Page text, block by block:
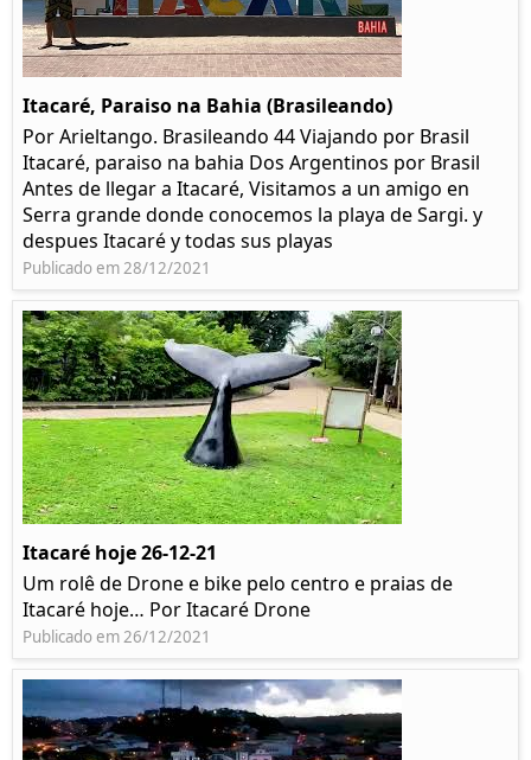
Itacaré, Paraiso na Bahia (Brasileando)
Por Arieltango. Brasileando 44 Viajando por Brasil
Itacaré, paraiso na bahia Dos Argentinos por Brasil
Antes de llegar a Itacaré, Visitamos a un amigo en
Serra grande donde conocemos la playa de Sargi. y
despues Itacaré y todas sus playas
Publicado em 28/12/2021
Itacaré hoje 26-12-21
Um rolê de Drone e bike pelo centro e praias de
Itacaré hoje… Por Itacaré Drone
Publicado em 26/12/2021